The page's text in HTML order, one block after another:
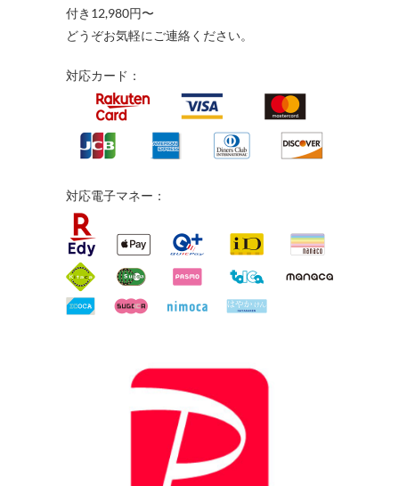
付き12,980円〜
どうぞお気軽にご連絡ください。
対応カード：
対応電子マネー：